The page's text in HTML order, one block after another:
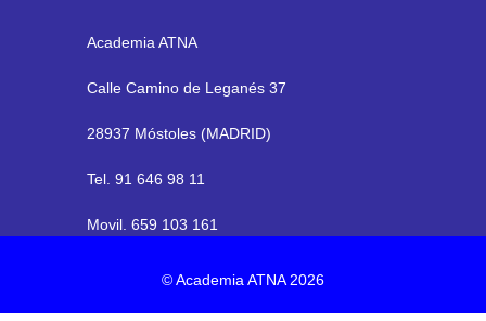
Academia ATNA
Calle Camino de Leganés 37
28937 Móstoles (MADRID)
Tel. 91 646 98 11
Movil. 659 103 161
© Academia ATNA 2026